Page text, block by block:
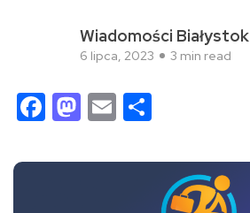
Wiadomości Białystok
6 lipca, 2023 3 min read
Facebook
Mastodon
Email